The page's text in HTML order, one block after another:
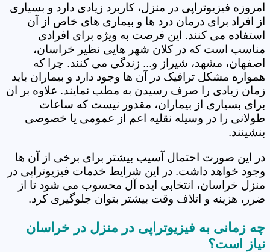
امروزه فیزیوتراپی در منزل، کاربرد زیادی دارد و بسیاری
از افراد برای درمان درد ها و بیماری های خاص از آن
استفاده می کنند. این فرصت به ویژه برای افرادی
مناسب است که در کلان شهر هایی نظیر خراسان،
اصفهان، مشهد، شیراز و... زندگی می کنند. چرا که
همواره مشکل ترافیک در آن ها وجود دارد و بیماران باید
زمان زیادی را صرف رسیدن به مطب نمایند. علاوه بر ان
برای بسیاری از بیماران، مقدور نیست که ساعات
طولانی را در وسیله نقلیه اعم از عمومی یا خصوصی
بنشینند.
در این صورت احتمال آسیب بیشتر برای برخی از آن ها
وجود خواهد داشت. در این شرایط خدمات فیزیوتراپی در
منزل خراسان، انتخابی ایده آل محسوب می شود تا از
ضرر، هزینه و اتلاف وقت بیشتر بتوان جلوگیری کرد.
چه زمانی به فیزیوتراپی در منزل در خراسان
نیاز است؟